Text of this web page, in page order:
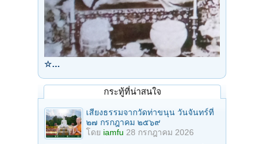
☆…
กระทู้ที่น่าสนใจ
เสียงธรรมจากวัดท่าขนุน วันจันทร์ที่
๒๗ กรกฎาคม ๒๕๖๙
โดย iamfu 28 กรกฎาคม 2026